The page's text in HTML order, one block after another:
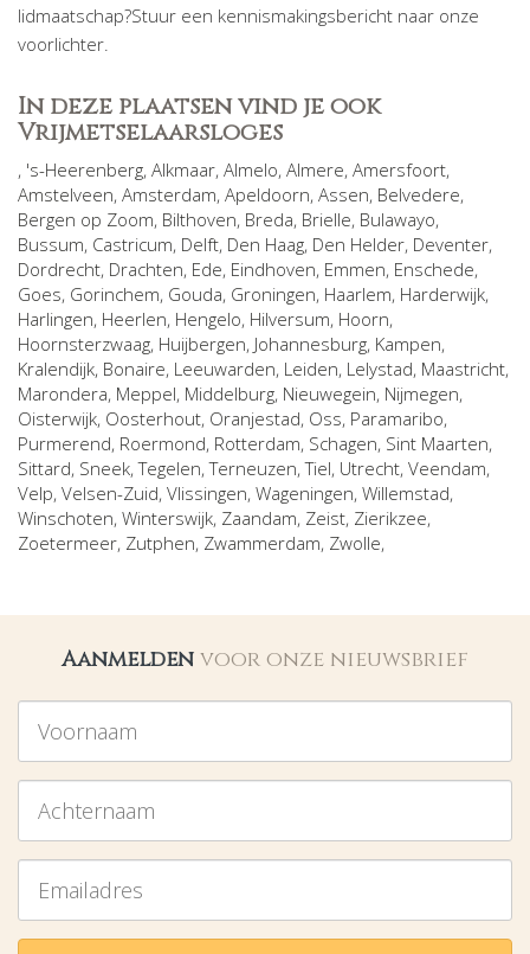
lidmaatschap?Stuur een kennismakingsbericht naar onze
voorlichter.
In deze plaatsen vind je ook
Vrijmetselaarsloges
, 's-Heerenberg, Alkmaar, Almelo, Almere, Amersfoort,
Amstelveen, Amsterdam, Apeldoorn, Assen, Belvedere,
Bergen op Zoom, Bilthoven, Breda, Brielle, Bulawayo,
Bussum, Castricum, Delft, Den Haag, Den Helder, Deventer,
Dordrecht, Drachten, Ede, Eindhoven, Emmen, Enschede,
Goes, Gorinchem, Gouda, Groningen, Haarlem, Harderwijk,
Harlingen, Heerlen, Hengelo, Hilversum, Hoorn,
Hoornsterzwaag, Huijbergen, Johannesburg, Kampen,
Kralendijk, Bonaire, Leeuwarden, Leiden, Lelystad, Maastricht,
Marondera, Meppel, Middelburg, Nieuwegein, Nijmegen,
Oisterwijk, Oosterhout, Oranjestad, Oss, Paramaribo,
Purmerend, Roermond, Rotterdam, Schagen, Sint Maarten,
Sittard, Sneek,Tegelen,Terneuzen,Tiel, Utrecht, Veendam,
Velp, Velsen-Zuid, Vlissingen, Wageningen, Willemstad,
Winschoten, Winterswijk, Zaandam, Zeist, Zierikzee,
Zoetermeer, Zutphen, Zwammerdam, Zwolle,
Aanmelden voor onze nieuwsbrief
Voornaam
Achternaam
Emailadres